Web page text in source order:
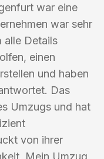
war eine
war sehr
alle Details
einen
und haben
Das
Umzugs und hat
von ihrer
Mein Umzug